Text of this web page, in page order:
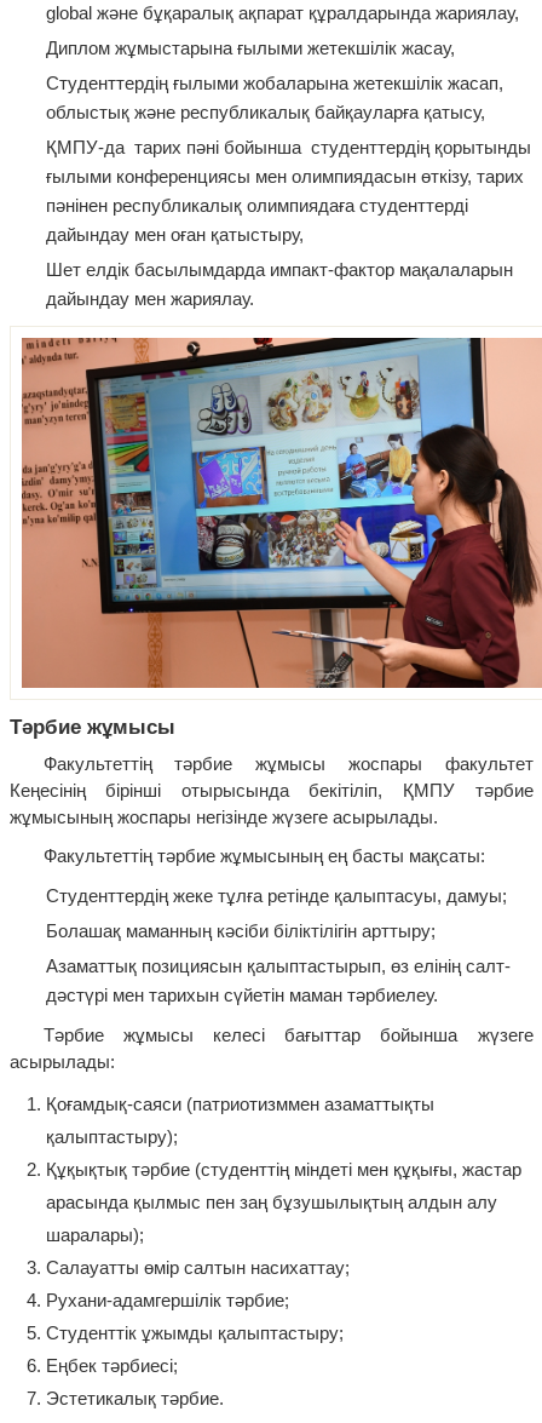
global және бұқаралық ақпарат құралдарында жариялау,
Диплом жұмыстарына ғылыми жетекшілік жасау,
Студенттердің ғылыми жобаларына жетекшілік жасап,
облыстық және республикалық байқауларға қатысу,
ҚМПУ-да тарих пәні бойынша студенттердің қорытынды
ғылыми конференциясы мен олимпиядасын өткізу, тарих
пәнінен республикалық олимпиядаға студенттерді
дайындау мен оған қатыстыру,
Шет елдік басылымдарда импакт-фактор мақалаларын
дайындау мен жариялау.
Тәрбие жұмысы
Факультеттің тәрбие жұмысы жоспары факультет
Кеңесінің бірінші отырысында бекітіліп, ҚМПУ тәрбие
жұмысының жоспары негізінде жүзеге асырылады.
Факультеттің тәрбие жұмысының ең басты мақсаты:
Студенттердің жеке тұлға ретінде қалыптасуы, дамуы;
Болашақ маманның кәсіби біліктілігін арттыру;
Азаматтық позициясын қалыптастырып, өз елінің салт-
дәстүрі мен тарихын сүйетін маман тәрбиелеу.
Тәрбие жұмысы келесі бағыттар бойынша жүзеге
асырылады:
Қоғамдық-саяси (патриотизммен азаматтықты
қалыптастыру);
Құқықтық тәрбие (студенттің міндеті мен құқығы, жастар
арасында қылмыс пен заң бұзушылықтың алдын алу
шаралары);
Салауатты өмір салтын насихаттау;
Рухани-адамгершілік тәрбие;
Студенттік ұжымды қалыптастыру;
Еңбек тәрбиесі;
Эстетикалық тәрбие.